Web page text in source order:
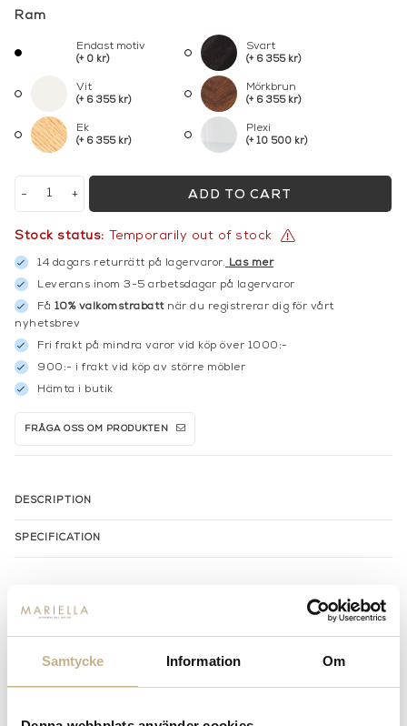
Samtycke Information Om
Ram
Endast motiv
(+ 0 kr)
Svart
(+ 6 355 kr)
Vit
(+ 6 355 kr)
Mörkbrun
(+ 6 355 kr)
Ek
(+ 6 355 kr)
Plexi
(+ 10 500 kr)
+
- ADD TO CART
Stock status: Temporarily out of stock
14 dagars returrätt på lagervaror. Läs mer
Leverans inom 3-5 arbetsdagar på lagervaror
Få 10% välkomstrabattnär du registrerar dig för vårt
nyhetsbrev
Fri frakt på mindra varor vid köp över 1000:-
900:- i frakt vid köp av större möbler
Hämta i butik
FRÅGA OSS OM PRODUKTEN
DESCRIPTION
SPECIFICATION